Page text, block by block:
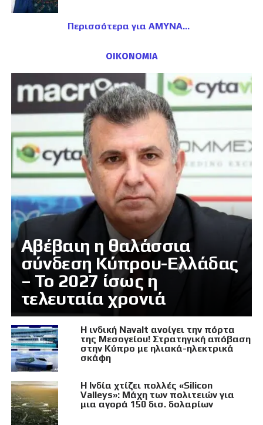
Περισσότερα για ΑΜΥΝΑ
ΟΙΚΟΝΟΜΙΑ
Αβέβαιη η θαλάσσια
σύνδεση Κύπρου-Ελλάδας
– Το 2027 ίσως η
τελευταία χρονιά
Η ινδική Navalt ανοίγει την πόρτα
της Μεσογείου! Στρατηγική απόβαση
στην Κύπρο με ηλιακά-ηλεκτρικά
σκάφη
Η Ινδία χτίζει πολλές «Silicon
Valleys»: Μάχη των πολιτειών για
μια αγορά 150 δισ. δολαρίων